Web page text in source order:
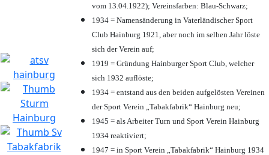
vom 13.04.1922); Vereinsfarben: Blau-Schwarz;
1934 = Namensänderung in Vaterländischer Sport
Club Hainburg 1921, aber noch im selben Jahr löste
sich der Verein auf;
1919 = Gründung Hainburger Sport Club, welcher
sich 1932 auflöste;
1934 = entstand aus den beiden aufgelösten Vereinen
der Sport Verein „Tabakfabrik“ Hainburg neu;
1945 = als Arbeiter Turn und Sport Verein Hainburg
1934 reaktiviert;
1947 = in Sport Verein „Tabakfabrik“ Hainburg 1934